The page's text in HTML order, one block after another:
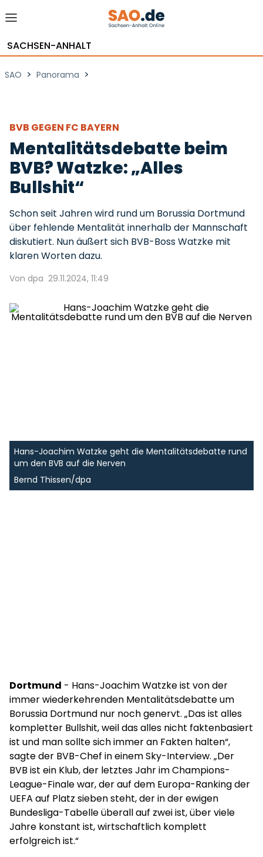
SACHSEN-ANHALT
SAO > Panorama >
BVB GEGEN FC BAYERN
Mentalitätsdebatte beim
BVB? Watzke: „Alles
Bullshit“
Schon seit Jahren wird rund um Borussia Dortmund
über fehlende Mentalität innerhalb der Mannschaft
diskutiert. Nun äußert sich BVB-Boss Watzke mit
klaren Worten dazu.
Von dpa 29.11.2024, 11:49
Hans-Joachim Watzke geht die Mentalitätsdebatte rund
um den BVB auf die Nerven
Bernd Thissen/dpa
Dortmund - Hans-Joachim Watzke ist von der
immer wiederkehrenden Mentalitätsdebatte um
Borussia Dortmund nur noch genervt. „Das ist alles
kompletter Bullshit, weil das alles nicht faktenbasiert
ist und man sollte sich immer an Fakten halten“,
sagte der BVB-Chef in einem Sky-Interview. „Der
BVB ist ein Klub, der letztes Jahr im Champions-
League-Finale war, der auf dem Europa-Ranking der
UEFA auf Platz sieben steht, der in der ewigen
Bundesliga-Tabelle überall auf zwei ist, über viele
Jahre konstant ist, wirtschaftlich komplett
erfolgreich ist.“